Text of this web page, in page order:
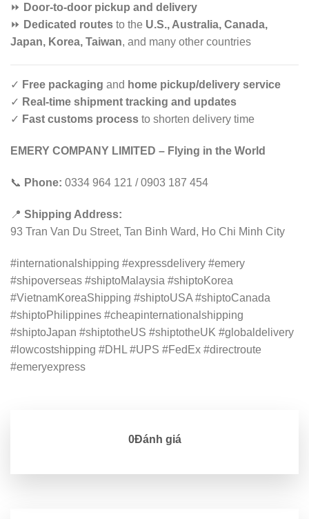
⏩ Door-to-door pickup and delivery
⏩ Dedicated routes to the U.S., Australia, Canada,
Japan, Korea, Taiwan, and many other countries
✓ Free packaging and home pickup/delivery service
✓ Real-time shipment tracking and updates
✓ Fast customs process to shorten delivery time
EMERY COMPANY LIMITED – Flying in the World
📞 Phone: 0334 964 121 / 0903 187 454
📍 Shipping Address:
93 Tran Van Du Street, Tan Binh Ward, Ho Chi Minh City
#internationalshipping #expressdelivery #emery
#shipoverseas #shiptoMalaysia #shiptoKorea
#VietnamKoreaShipping #shiptoUSA #shiptoCanada
#shiptoPhilippines #cheapinternationalshipping
#shiptoJapan #shiptotheUS #shiptotheUK #globaldelivery
#lowcostshipping #DHL #UPS #FedEx #directroute
#emeryexpress
0Đánh giá